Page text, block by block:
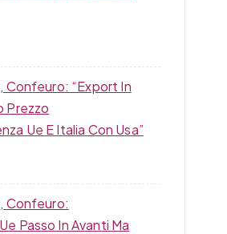
Confeuro: “Export In
Prezzo
Ue E Italia Con Usa”
Confeuro:
Passo In Avanti Ma